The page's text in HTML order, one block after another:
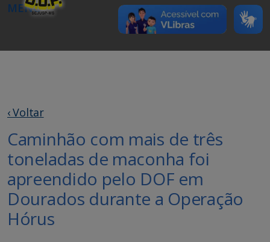
MENU
‹ Voltar
Caminhão com mais de três
toneladas de maconha foi
apreendido pelo DOF em
Dourados durante a Operação
Hórus